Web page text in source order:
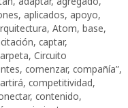
, aplicados, apoyo,
, Atom, base,
, captar,
, Circuito
, comenzar, compañía”,
, competitividad,
, contenido,